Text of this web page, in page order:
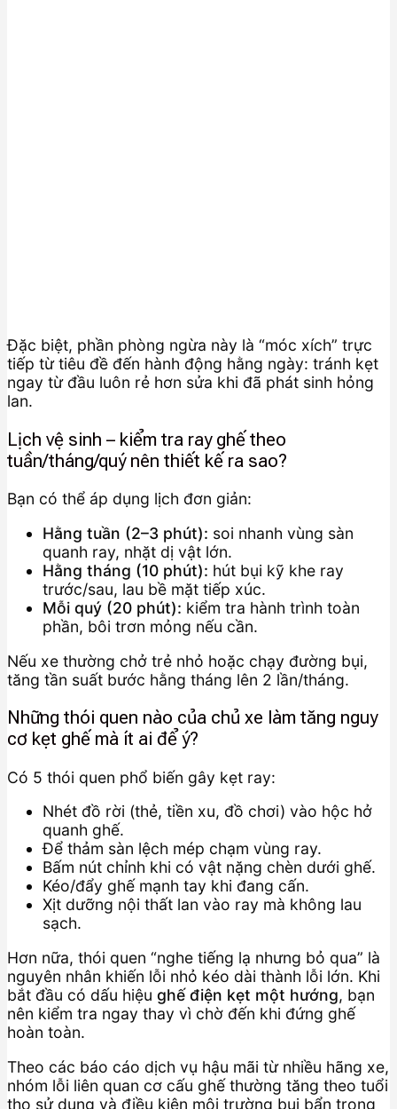
Đặc biệt, phần phòng ngừa này là “móc xích” trực
tiếp từ tiêu đề đến hành động hằng ngày: tránh kẹt
ngay từ đầu luôn rẻ hơn sửa khi đã phát sinh hỏng
lan.
Lịch vệ sinh – kiểm tra ray ghế theo
tuần/tháng/quý nên thiết kế ra sao?
Bạn có thể áp dụng lịch đơn giản:
Hằng tuần (2–3 phút): soi nhanh vùng sàn
quanh ray, nhặt dị vật lớn.
Hằng tháng (10 phút): hút bụi kỹ khe ray
trước/sau, lau bề mặt tiếp xúc.
Mỗi quý (20 phút): kiểm tra hành trình toàn
phần, bôi trơn mỏng nếu cần.
Nếu xe thường chở trẻ nhỏ hoặc chạy đường bụi,
tăng tần suất bước hằng tháng lên 2 lần/tháng.
Những thói quen nào của chủ xe làm tăng nguy
cơ kẹt ghế mà ít ai để ý?
Có 5 thói quen phổ biến gây kẹt ray:
Nhét đồ rời (thẻ, tiền xu, đồ chơi) vào hộc hở
quanh ghế.
Để thảm sàn lệch mép chạm vùng ray.
Bấm nút chỉnh khi có vật nặng chèn dưới ghế.
Kéo/đẩy ghế mạnh tay khi đang cấn.
Xịt dưỡng nội thất lan vào ray mà không lau
sạch.
Hơn nữa, thói quen “nghe tiếng lạ nhưng bỏ qua” là
nguyên nhân khiến lỗi nhỏ kéo dài thành lỗi lớn. Khi
bắt đầu có dấu hiệu ghế điện kẹt một hướng, bạn
nên kiểm tra ngay thay vì chờ đến khi đứng ghế
hoàn toàn.
Theo các báo cáo dịch vụ hậu mãi từ nhiều hãng xe,
nhóm lỗi liên quan cơ cấu ghế thường tăng theo tuổi
thọ sử dụng và điều kiện môi trường bụi bẩn trong